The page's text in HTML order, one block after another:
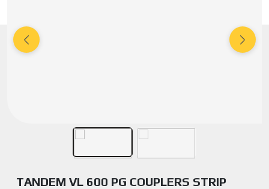
TANDEM VL 600 PG COUPLERS STRIP